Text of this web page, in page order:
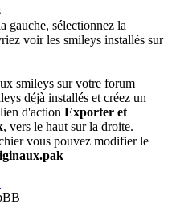
gauche, sélectionnez la
voir les smileys installés sur
smileys sur votre forum
déjà installés et créez un
d'action Exporter et
, vers le haut sur la droite.
vous pouvez modifier le